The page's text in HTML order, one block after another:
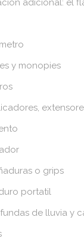
adicional: el
y monopies
o grips
portatil
fundas de lluvia y